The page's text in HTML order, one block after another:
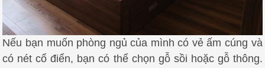
Nếu bạn muốn phòng ngủ của mình có vẻ ấm cúng và
có nét cổ điển, bạn có thể chọn gỗ sồi hoặc gỗ thông.